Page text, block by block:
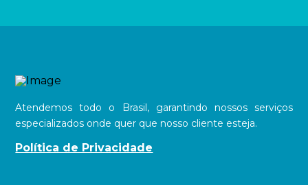
Atendemos todo o Brasil, garantindo nossos serviços
especializados onde quer que nosso cliente esteja.
Política de Privacidade